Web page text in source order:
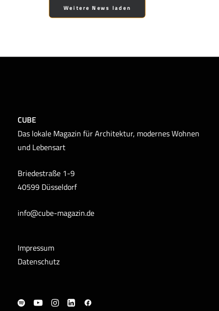
Weitere News laden
CUBE
Das lokale Magazin für Architektur, modernes Wohnen
und Lebensart
Briedestraße 1-9
40599 Düsseldorf
info@cube-magazin.de
Impressum
Datenschutz